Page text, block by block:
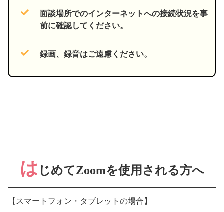
面談場所でのインターネットへの接続状況を事
前に確認してください。
録画、録音はご遠慮ください。
は じめてZoomを使用される方へ
【スマートフォン・タブレットの場合】